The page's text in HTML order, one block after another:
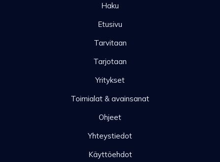
Haku
Etusivu
Tarvitaan
Tarjotaan
Yritykset
Toimialat & avainsanat
Ohjeet
Yhteystiedot
Käyttöehdot